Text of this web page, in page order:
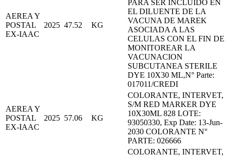
AEREA Y
POSTAL
EX-IAAC
2025 47.52 KG
PARA SER INCLUIDO EN
EL DILUENTE DE LA
VACUNA DE MAREK
ASOCIADA A LAS
CELULAS CON EL FIN DE
MONITOREAR LA
VACUNACION
SUBCUTANEA STERILE
DYE 10X30 ML,N° Parte:
017011/CREDI
AEREA Y
POSTAL
EX-IAAC
2025 57.06 KG
COLORANTE, INTERVET,
S/M RED MARKER DYE
10X30ML 828 LOTE:
93050330, Exp Date: 13-Jun-
2030 COLORANTE N°
PARTE: 026666
COLORANTE, INTERVET,